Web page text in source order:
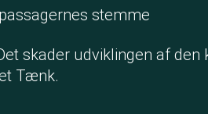
stemme
skader udviklingen af den
Tænk.